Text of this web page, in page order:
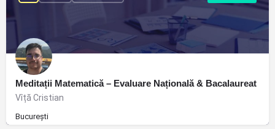
Meditații Matematică – Evaluare Națională & Bacalaureat
Vîță Cristian
București